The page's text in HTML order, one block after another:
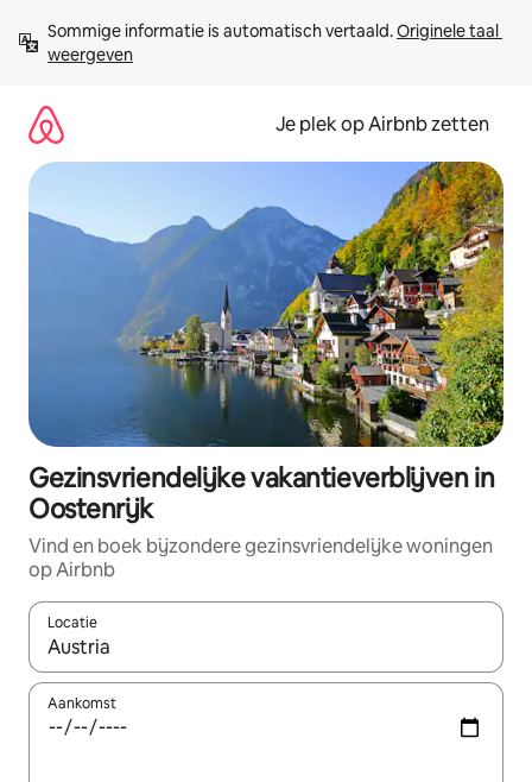
direct
naar
Sommige informatie is automatisch vertaald. Originele taal
weergeven
Je plek op Airbnb zetten
Gezinsvriendelijke vakantieverblijven in
Oostenrijk
Vind en boek bijzondere gezinsvriendelijke woningen
op Airbnb
Locatie
Wanneer er resultaten beschikbaar zijn, maak je een keuze
Aankomst